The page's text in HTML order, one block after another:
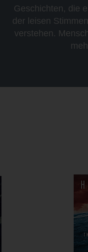
Geschichten, die
der leisen
verstehen.